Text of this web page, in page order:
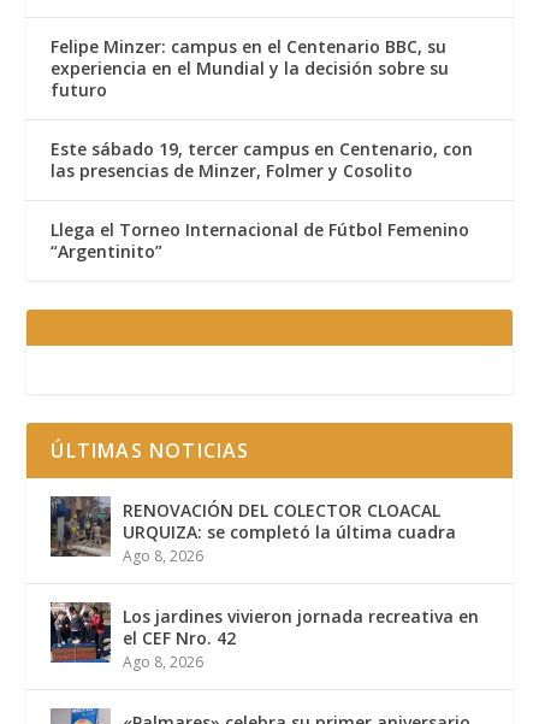
Felipe Minzer: campus en el Centenario BBC, su
experiencia en el Mundial y la decisión sobre su
futuro
Este sábado 19, tercer campus en Centenario, con
las presencias de Minzer, Folmer y Cosolito
Llega el Torneo Internacional de Fútbol Femenino
“Argentinito”
ÚLTIMAS NOTICIAS
RENOVACIÓN DEL COLECTOR CLOACAL
URQUIZA: se completó la última cuadra
Ago 8, 2026
Los jardines vivieron jornada recreativa en
el CEF Nro. 42
Ago 8, 2026